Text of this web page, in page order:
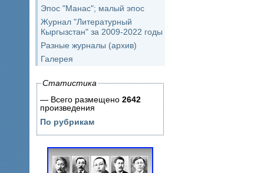
Эпос "Манас"; малый эпос
Журнал "Литературный
Кыргызстан" за 2009-2022 годы
Разные журналы (архив)
Галерея
Статистика
— Всего размещено 2642
произведения
По рубрикам